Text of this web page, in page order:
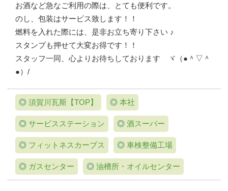
お酒など急なご利用の際は、とても便利です。
のし、包装はサービス致します！！
燃料を入れた際には、是非お立ち寄り下さい ♪
スタンプも押せて大変お得です！！
スタッフ一同、心よりお待ちしております ヾ（●＾▽＾
●）/
◎ 須賀川瓦斯【TOP】 ◎ 本社
◎ サービスステーション ◎ 酒スーパー
◎ フィットネスカーブス ◎ 車検整備工場
◎ ガスセンター ◎ 油槽所・オイルセンター